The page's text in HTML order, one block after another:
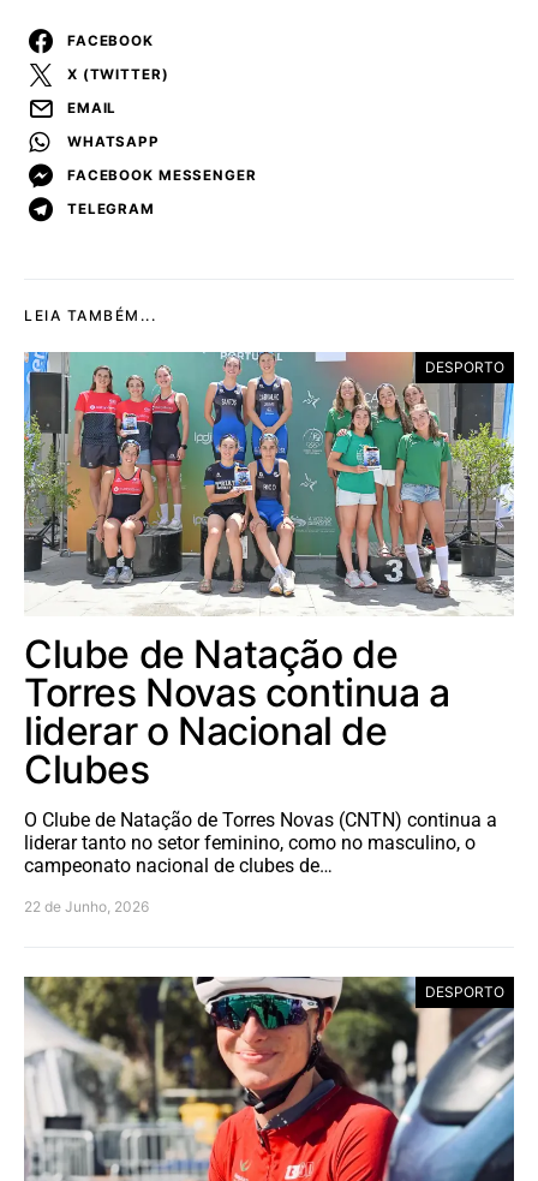
FACEBOOK
X (TWITTER)
EMAIL
WHATSAPP
FACEBOOK MESSENGER
TELEGRAM
LEIA TAMBÉM...
DESPORTO
Clube de Natação de
Torres Novas continua a
liderar o Nacional de
Clubes
O Clube de Natação de Torres Novas (CNTN) continua a
liderar tanto no setor feminino, como no masculino, o
campeonato nacional de clubes de…
22 de Junho, 2026
DESPORTO